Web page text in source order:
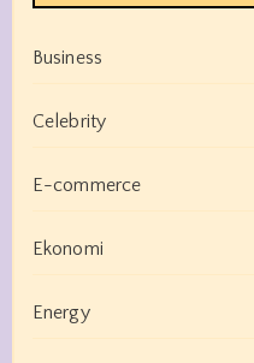
Business
Celebrity
E-commerce
Ekonomi
Energy